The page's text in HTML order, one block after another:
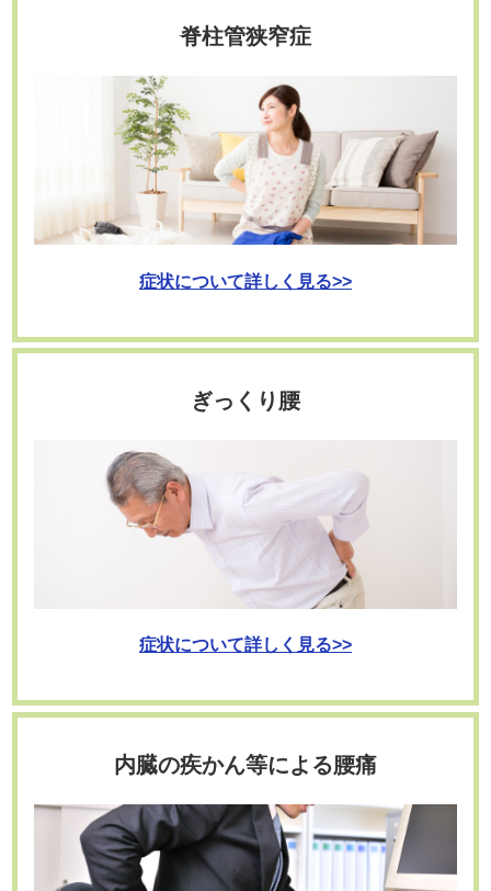
脊柱管狭窄症
症状について詳しく見る>>
ぎっくり腰
症状について詳しく見る>>
内臓の疾かん等による腰痛